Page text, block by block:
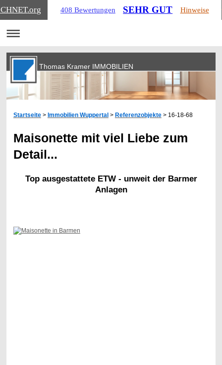
.org 408 Bewertungen SEHR GUT Hinweise
Thomas Kramer IMMOBILIEN
Startseite> Immobilien Wuppertal > Referenzobjekte > 16-18-68
Maisonette mit viel Liebe zum
Detail...
Top ausgestattete ETW - unweit der Barmer
Anlagen